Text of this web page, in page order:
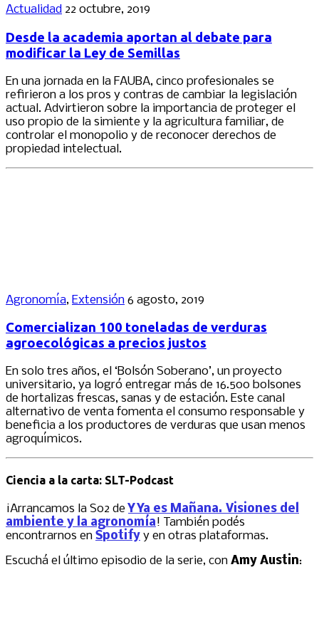
Actualidad 22 octubre, 2019
Desde la academia aportan al debate para
modificar la Ley de Semillas
En una jornada en la FAUBA, cinco profesionales se
refirieron a los pros y contras de cambiar la legislación
actual. Advirtieron sobre la importancia de proteger el
uso propio de la simiente y la agricultura familiar, de
controlar el monopolio y de reconocer derechos de
propiedad intelectual.
Agronomía, Extensión 6 agosto, 2019
Comercializan 100 toneladas de verduras
agroecológicas a precios justos
En solo tres años, el ‘Bolsón Soberano’, un proyecto
universitario, ya logró entregar más de 16.500 bolsones
de hortalizas frescas, sanas y de estación. Este canal
alternativo de venta fomenta el consumo responsable y
beneficia a los productores de verduras que usan menos
agroquímicos.
Ciencia a la carta: SLT-Podcast
¡Arrancamos la S02 deY Ya es Mañana. Visiones del
ambiente y la agronomía! También podés
encontrarnos en Spotify y en otras plataformas.
Escuchá el último episodio de la serie, con Amy Austin: